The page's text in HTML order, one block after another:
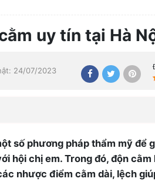
uy tín tại Hà
24/07/2023
số phương pháp thẩm mỹ
hội chị em. Trong đó, độn
nhược điểm cằm dài, lệch